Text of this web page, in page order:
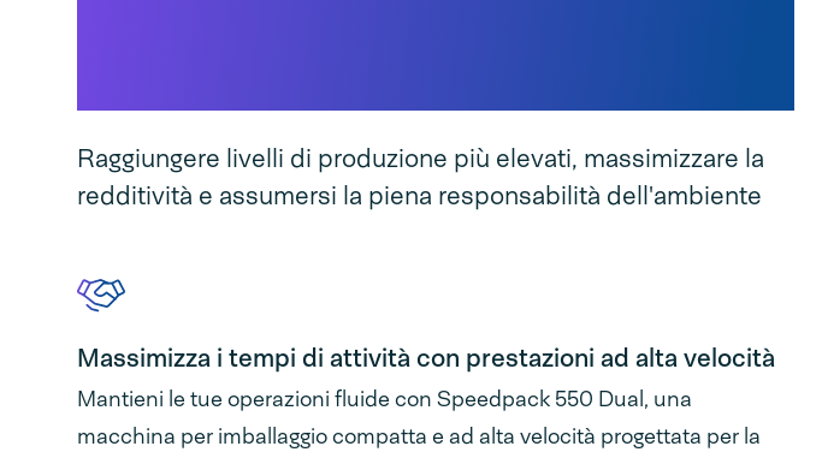
Raggiungere livelli di produzione più elevati, massimizzare la
redditività e assumersi la piena responsabilità dell'ambiente
Massimizza i tempi di attività con prestazioni ad alta velocità
Mantieni le tue operazioni fluide con Speedpack 550 Dual, una
macchina per imballaggio compatta e ad alta velocità progettata per la